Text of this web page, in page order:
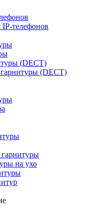
телефонов
(DECT)
(DECT)
на ухо